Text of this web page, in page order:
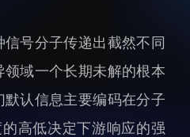
先进电子材料研究所
号分子传递出截然不同
域一个长期未解的根本
认信息主要编码在分子
高低决定下游响应的强